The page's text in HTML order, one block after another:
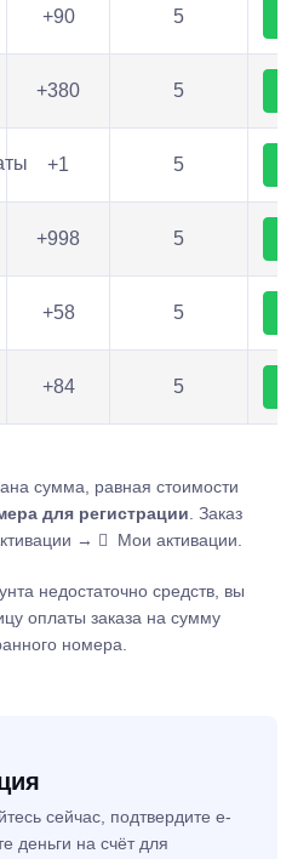
+90 5
+380 5
+1 5
+998 5
+58 5
+84 5
сумма, равная стоимости
для регистрации . Заказ
→ Мои активации.
недостаточно средств, вы
оплаты заказа на сумму
номера.
сейчас, подтвердите e-
деньги на счёт для